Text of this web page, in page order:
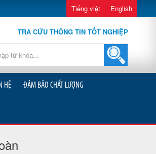
Tiếng việt English
TRA CỨU THÔNG TIN TỐT NGHIỆP
HỆ ĐẢM BẢO CHẤT LƯỢNG